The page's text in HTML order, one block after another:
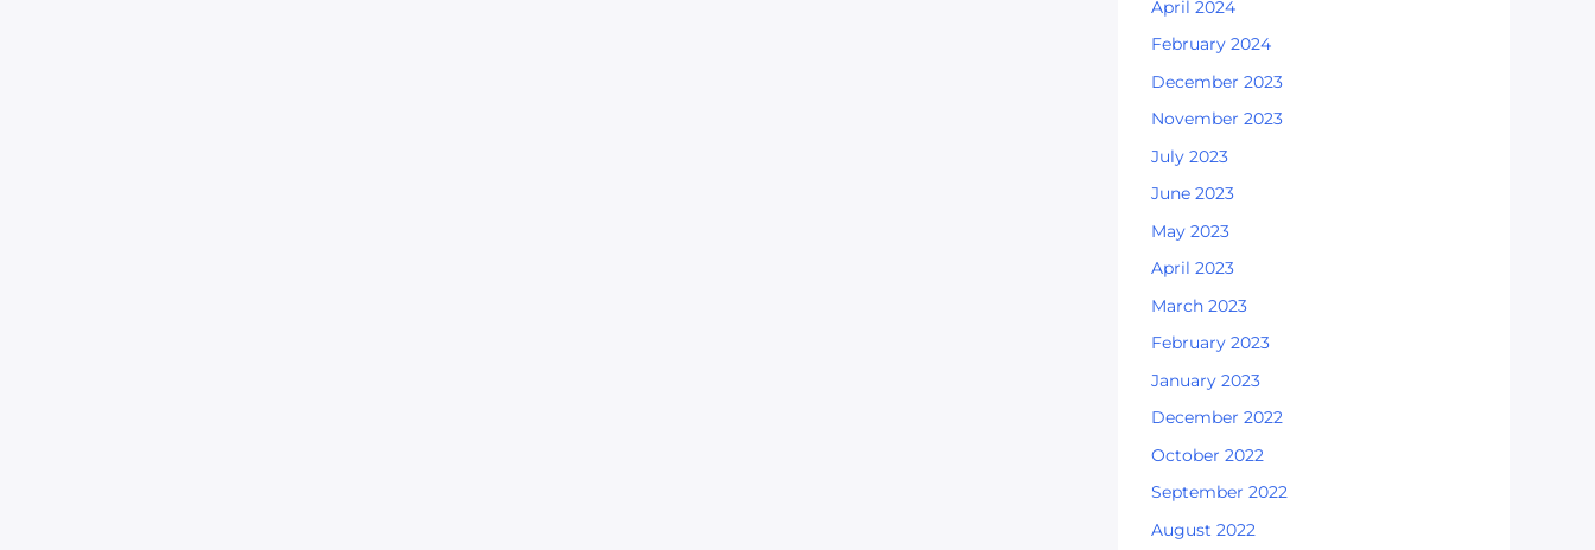
April 2024
February 2024
December 2023
November 2023
July 2023
June 2023
May 2023
April 2023
March 2023
February 2023
January 2023
December 2022
October 2022
September 2022
August 2022